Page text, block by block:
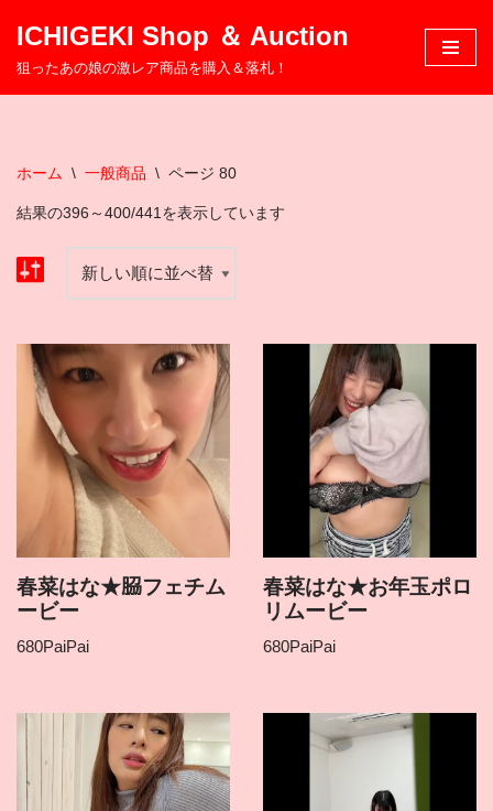
コ
ツ
ス
ッ
ICHIGEKI Shop ＆ Auction
狙ったあの娘の激レア商品を購入＆落札！
ホーム \ 一般商品 \ ページ 80
結果の396～400/441を表示しています
春菜はな★𦚰フェチム
ービー
680PaiPai
春菜はな★お年玉ポロ
リムービー
680PaiPai